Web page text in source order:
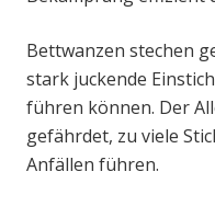
Bettwanzen stechen
stark juckende
führen können. Der
gefährdet, zu viele
Anfällen führen.